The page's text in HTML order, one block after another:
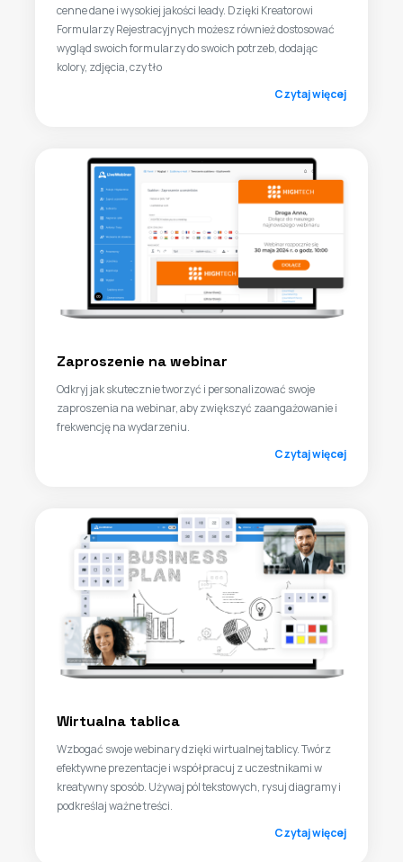
cenne dane i wysokiej jakości leady. Dzięki Kreatorowi
Formularzy Rejestracyjnych możesz również dostosować
wygląd swoich formularzy do swoich potrzeb, dodając
kolory, zdjęcia, czy tło
Czytaj więcej
Zaproszenie na webinar
Odkryj jak skutecznie tworzyć i personalizować swoje
zaproszenia na webinar, aby zwiększyć zaangażowanie i
frekwencję na wydarzeniu.
Czytaj więcej
Wirtualna tablica
Wzbogać swoje webinary dzięki wirtualnej tablicy. Twórz
efektywne prezentacje i współpracuj z uczestnikami w
kreatywny sposób. Używaj pól tekstowych, rysuj diagramy i
podkreślaj ważne treści.
Czytaj więcej